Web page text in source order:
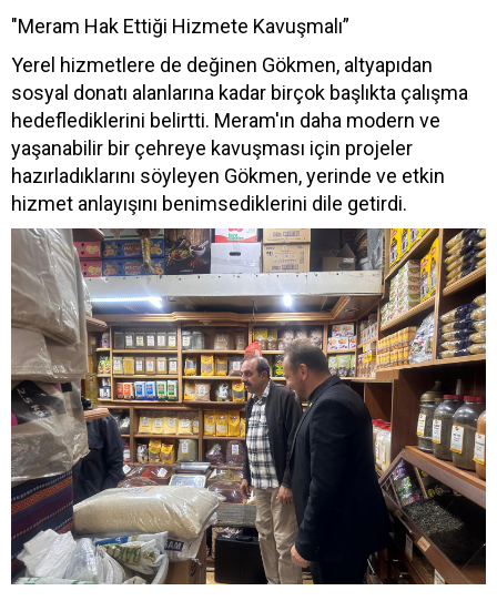
"Meram Hak Ettiği Hizmete Kavuşmalı”
Yerel hizmetlere de değinen Gökmen, altyapıdan
sosyal donatı alanlarına kadar birçok başlıkta çalışma
hedeflediklerini belirtti. Meram'ın daha modern ve
yaşanabilir bir çehreye kavuşması için projeler
hazırladıklarını söyleyen Gökmen, yerinde ve etkin
hizmet anlayışını benimsediklerini dile getirdi.